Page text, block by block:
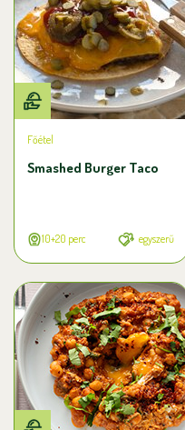
Főétel
Smashed Burger Taco
10+20 perc egyszerű